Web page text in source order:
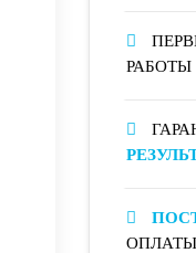
РАБОТЫ
ОПЛАТЫ